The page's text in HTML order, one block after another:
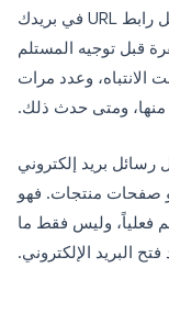
في Gmail أيضاً تتبع الروابط. يتم استبدال كل رابط URL في بريدك
قبل توجيه المستلم
الانتباه، وعدد مرات
منها، ومتى حدث ذلك.
رسائل بريد إلكتروني
صفحات منتجات. فهو
فعلياً، وليس فقط ما
فتح البريد الإلكتروني.